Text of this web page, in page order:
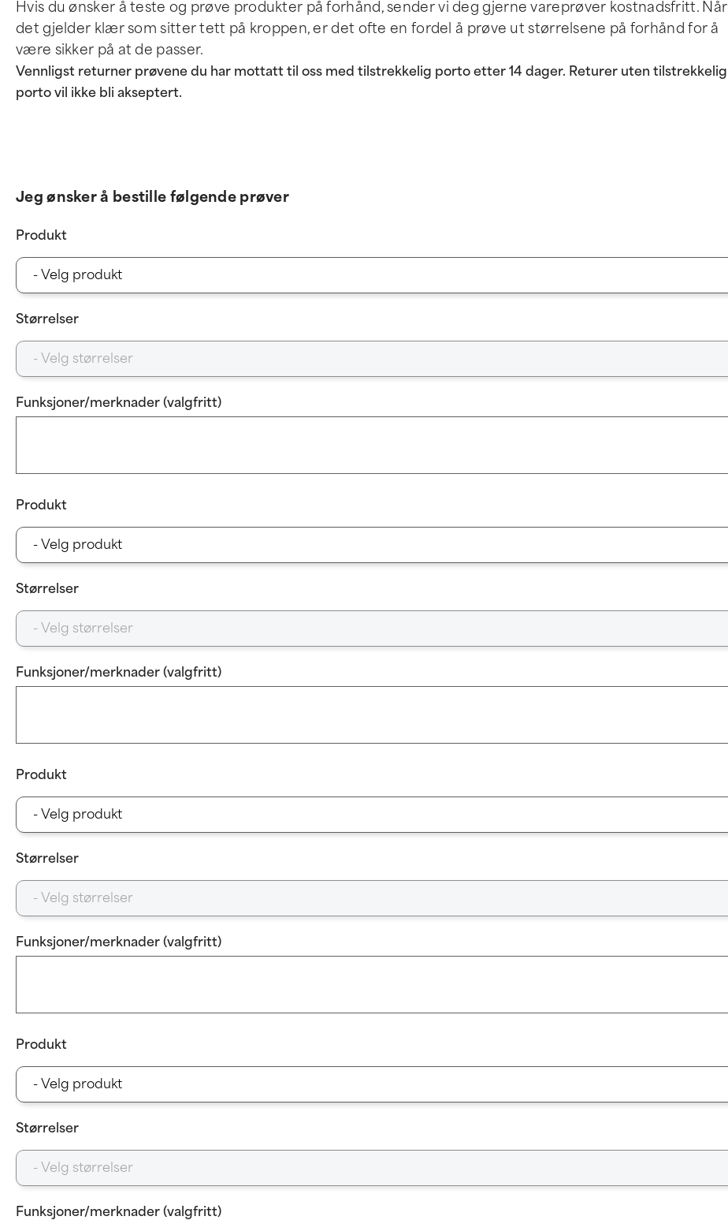
Hvis du ønsker å teste og prøve produkter på forhånd, sender vi deg gjerne vareprøver kostnadsfritt. Når
det gjelder klær som sitter tett på kroppen, er det ofte en fordel å prøve ut størrelsene på forhånd for å
være sikker på at de passer.
Vennligst returner prøvene du har mottatt til oss med tilstrekkelig porto etter 14 dager. Returer uten tilstrekkelig
porto vil ikke bli akseptert.
Jeg ønsker å bestille følgende prøver
Produkt
Størrelser
Funksjoner/merknader (valgfritt)
Produkt
Størrelser
Funksjoner/merknader (valgfritt)
Produkt
Størrelser
Funksjoner/merknader (valgfritt)
Produkt
Størrelser
Funksjoner/merknader (valgfritt)